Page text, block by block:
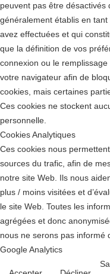
peuvent pas être désactivés
généralement établis en
avez effectuées et qui
que la définition de vos
connexion ou le
votre navigateur afin de
cookies, mais certaines
Ces cookies ne stockent
personnelle.
Cookies Analytiques
Ces cookies nous
sources du trafic, afin de
notre site Web. Ils nous
plus / moins visitées et
le site Web. Toutes les
agrégées et donc
nous ne serons pas informé
Google Analytics